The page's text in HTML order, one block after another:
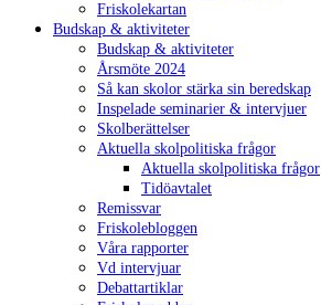
Friskolekartan
Budskap & aktiviteter
Budskap & aktiviteter
Årsmöte 2024
Så kan skolor stärka sin beredskap
Inspelade seminarier & intervjuer
Skolberättelser
Aktuella skolpolitiska frågor
Aktuella skolpolitiska frågor
Tidöavtalet
Remissvar
Friskolebloggen
Våra rapporter
Vd intervjuar
Debattartiklar